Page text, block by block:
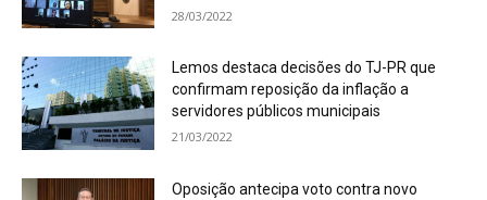
28/03/2022
Lemos destaca decisões do TJ-PR que
confirmam reposição da inflação a
servidores públicos municipais
21/03/2022
Oposição antecipa voto contra novo